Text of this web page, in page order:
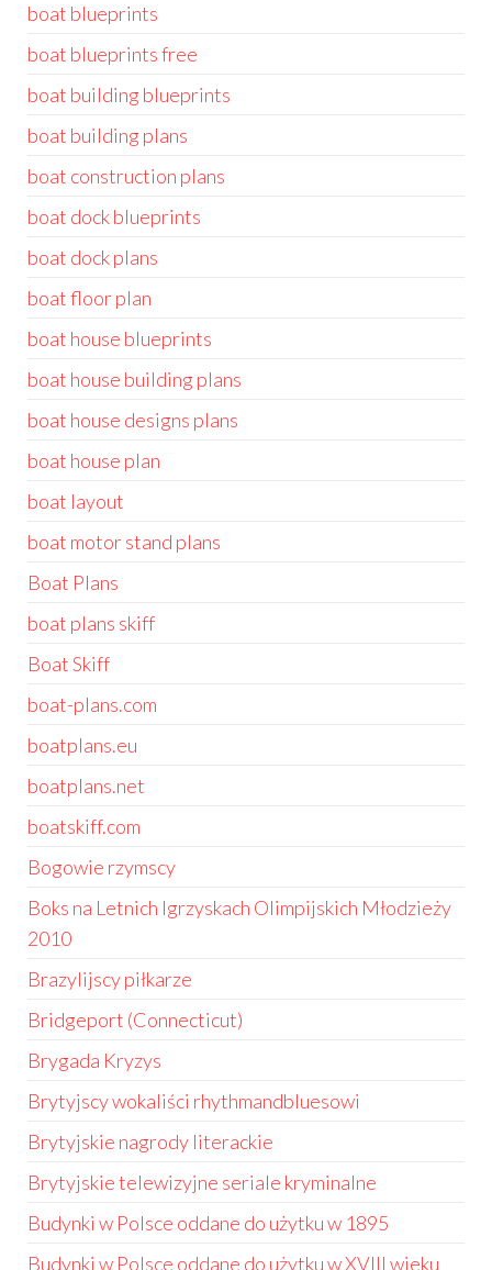
boat blueprints
boat blueprints free
boat building blueprints
boat building plans
boat construction plans
boat dock blueprints
boat dock plans
boat floor plan
boat house blueprints
boat house building plans
boat house designs plans
boat house plan
boat layout
boat motor stand plans
Boat Plans
boat plans skiff
Boat Skiff
boat-plans.com
boatplans.eu
boatplans.net
boatskiff.com
Bogowie rzymscy
Boks na Letnich Igrzyskach Olimpijskich Młodzieży
2010
Brazylijscy piłkarze
Bridgeport (Connecticut)
Brygada Kryzys
Brytyjscy wokaliści rhythmandbluesowi
Brytyjskie nagrody literackie
Brytyjskie telewizyjne seriale kryminalne
Budynki w Polsce oddane do użytku w 1895
Budynki w Polsce oddane do użytku w XVIII wieku